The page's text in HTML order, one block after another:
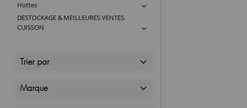
Hottes
DESTOCKAGE & MEILLEURES VENTES
CUISSON
Trier par
Marque